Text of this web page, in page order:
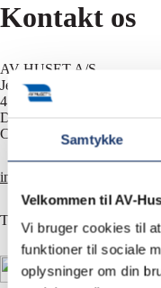
Samtykke
Velkommen til AV-
Vi bruger cookies til
funktioner til sociale
oplysninger om din
Kontakt os
AV-HUSET A/S
Jernbuen 1
4700 Næstved
Danmark
CVR 13828687
info@av-huset.dk
T +45 5577 4030